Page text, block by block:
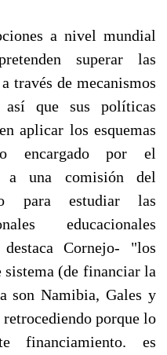
a nivel mundial
superar las
través de mecanismos
que sus políticas
aplicar los esquemas
encargado por el
a una comisión del
para estudiar las
educacionales
Cornejo- "los
sistema (de financiar la
son Namibia, Gales y
porque lo
financiamiento. es